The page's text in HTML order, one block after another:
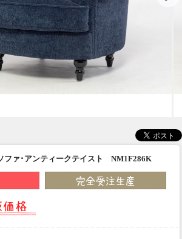
ファ･アンティークテイスト NM1F286K